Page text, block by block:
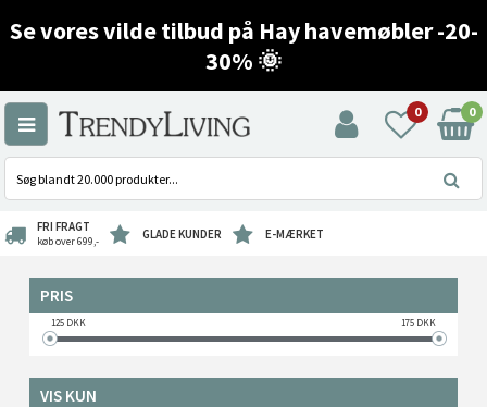
Se vores vilde tilbud på Hay havemøbler -20-
30% 🌞
0 0
FRI FRAGT
køb over 699,- GLADE KUNDER E-MÆRKET
PRIS
125DKK 175DKK
VIS KUN